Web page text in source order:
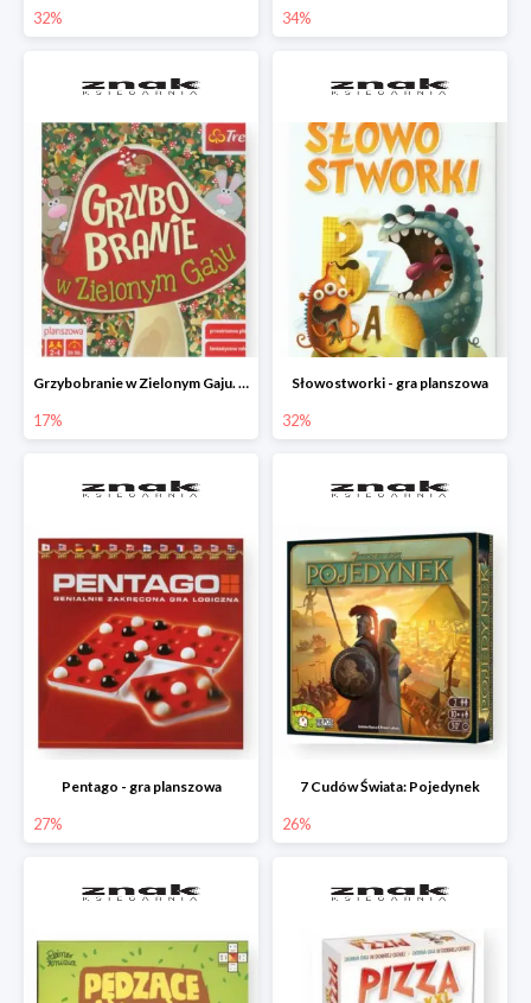
32% 34%
Grzybobranie w Zielonym Gaju. Gra planszowa
17%
Słowostworki - gra planszowa
32%
Pentago - gra planszowa
27%
7 Cudów Świata: Pojedynek
26%